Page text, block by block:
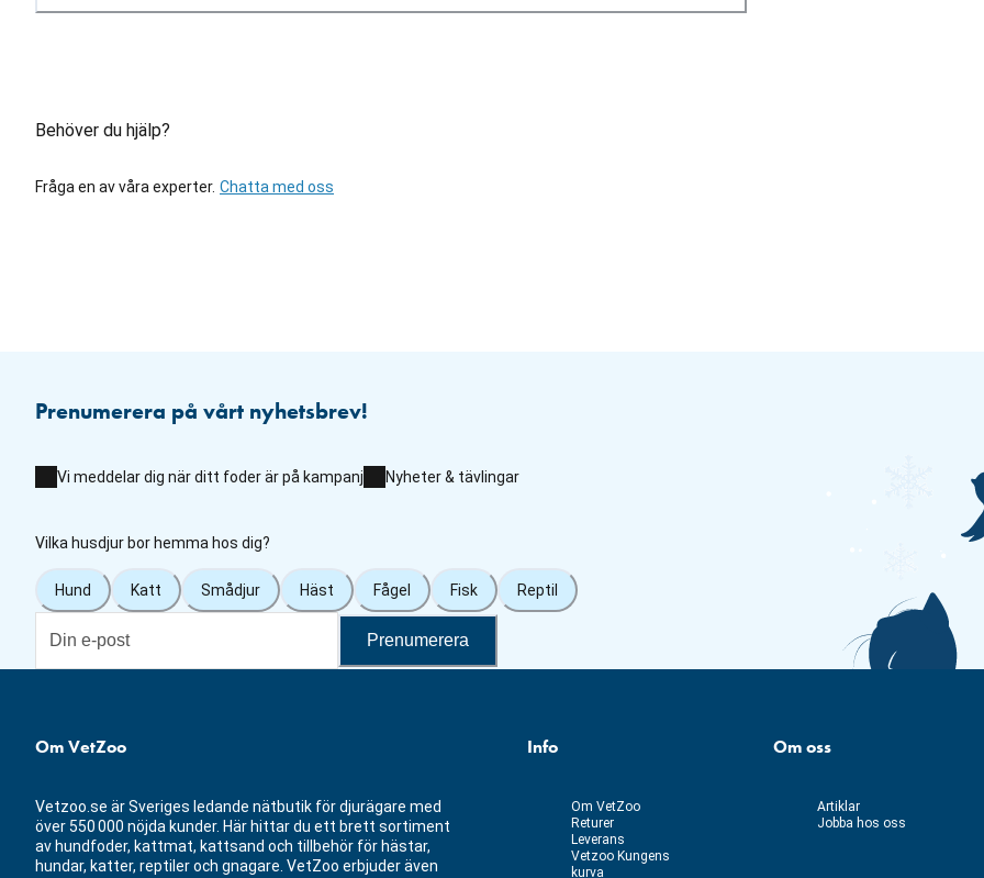
Behöver du hjälp?
Fråga en av våra experter. Chatta med oss
Prenumerera på vårt nyhetsbrev!
Vi meddelar dig när ditt foder är på kampanj Nyheter & tävlingar
Vilka husdjur bor hemma hos dig?
Hund Katt Smådjur Häst Fågel Fisk Reptil
Prenumerera
Om VetZoo
Vetzoo.se är Sveriges ledande nätbutik för djurägare med
över 550 000 nöjda kunder. Här hittar du ett brett sortiment
av hundfoder, kattmat, kattsand och tillbehör för hästar,
hundar, katter, reptiler och gnagare. VetZoo erbjuder även
Info
Om VetZoo
Returer
Leverans
Vetzoo Kungens
kurva
Om oss
Artiklar
Jobba hos oss